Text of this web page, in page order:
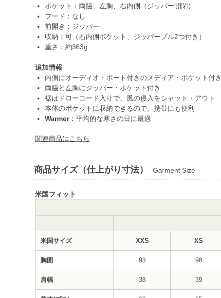
ポケット：両脇、左胸、右内側（ジッパー開閉）
フード：なし
前開き：ジッパー
収納：可（右内側ポケット、ジッパープル2つ付き）
重さ：約363g
追加情報
内側にオーディオ・ポート付きのメディア・ポケット付き
両脇と左胸にジッパー・ポケット付き
裾はドローコード入りで、風の侵入をシャット・アウト
本体のポケットに収納できるので、携帯にも便利
Warmer：平均的な寒さの日に最適
関連商品はこちら
商品サイズ（仕上がり寸法） Garment Size
米国フィット
米国サイズ XXS XS
胸囲 93 98
肩幅 38 39